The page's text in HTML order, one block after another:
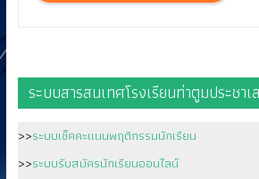
ระบบสารสนเทศโรงเรียนท่าตูมประชา
>>ระบบเช็คคะแนนพฤติกรรมนักเรียน
>>ระบบรับสมัครนักเรียนออนไลน์